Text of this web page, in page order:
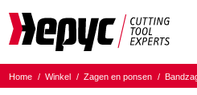
Home / Winkel / Zagen en ponsen /